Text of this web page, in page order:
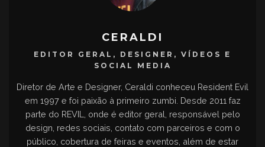
CERALDI
EDITOR GERAL, DESIGNER, VÍDEOS E
SOCIAL MEDIA
Diretor de Arte e Designer, Ceraldi conheceu Resident Evil
em 1997 e foi paixão à primeiro zumbi. Desde 2011 faz
parte do REVIL, onde é editor geral, responsável pelo
design, redes sociais, contato com parceiros e com o
público, cobertura de feiras e eventos, além de estar